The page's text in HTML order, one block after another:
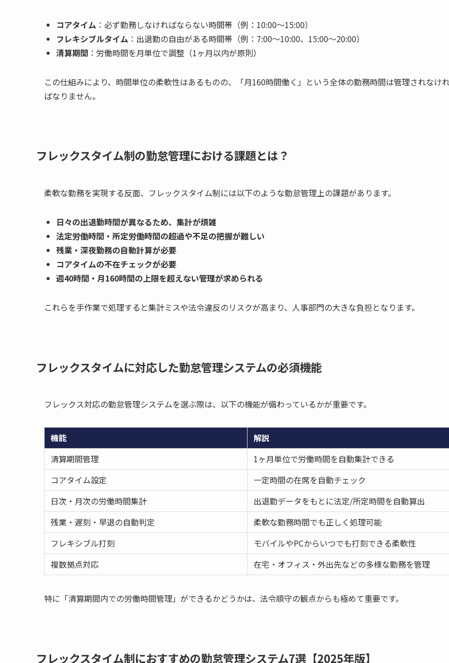
コアタイム ：必ず勤務しなければならない時間帯（例：10:00〜15:00）
フレキシブルタイム ：出退勤の自由がある時間帯（例：7:00〜10:00、15:00〜20:00）
清算期間 ：労働時間を月単位で調整（1ヶ月以内が原則）
この仕組みにより、時間単位の柔軟性はあるものの、「月160時間働く」という全体の勤務時間は管理されなけ
ばなりません。
フレックスタイム制の勤怠管理における課題とは？
柔軟な勤務を実現する反面、フレックスタイム制には以下のような勤怠管理上の課題があります。
日々の出退勤時間が異なるため、集計が煩雑
法定労働時間・所定労働時間の超過や不足の把握が難しい
残業・深夜勤務の自動計算が必要
コアタイムの不在チェックが必要
週40時間・月160時間の上限を超えない管理が求められる
これらを手作業で処理すると集計ミスや法令違反のリスクが高まり、人事部門の大きな負担となります。
フレックスタイムに対応した勤怠管理システムの必須機能
フレックス対応の勤怠管理システムを選ぶ際は、以下の機能が備わっているかが重要です。
機能
解説
清算期間管理
1ヶ月単位で労働時間を自動集計できる
コアタイム設定
一定時間の在席を自動チェック
日次・月次の労働時間集計
出退勤データをもとに法定/所定時間を自動算出
残業・遅刻・早退の自動判定
柔軟な勤務時間でも正しく処理可能
フレキシブル打刻
モバイルやPCからいつでも打刻できる柔軟性
複数拠点対応
在宅・オフィス・外出先などの多様な勤務を管理
特に「清算期間内での労働時間管理」ができるかどうかは、法令順守の観点からも極めて重要です。
フレックスタイム制におすすめの勤怠管理システム7選【2025年版】